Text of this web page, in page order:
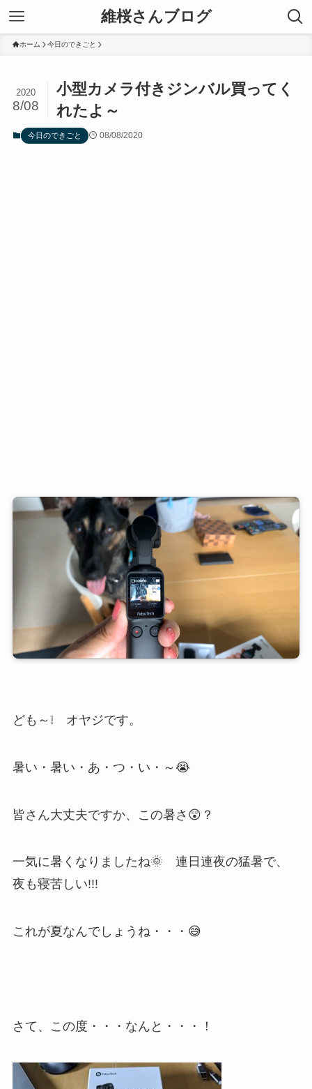
維桜さんブログ
ホーム 今日のできごと
小型カメラ付きジンバル買ってく
れたよ～
2020
8/08
今日のできごと 08/08/2020
ども～❕ オヤジです。
暑い・暑い・あ・つ・い・～😭
皆さん大丈夫ですか、この暑さ😲？
一気に暑くなりましたね🌞 連日連夜の猛暑で、
夜も寝苦しい!!!
これが夏なんでしょうね・・・😅
さて、この度・・・なんと・・・！